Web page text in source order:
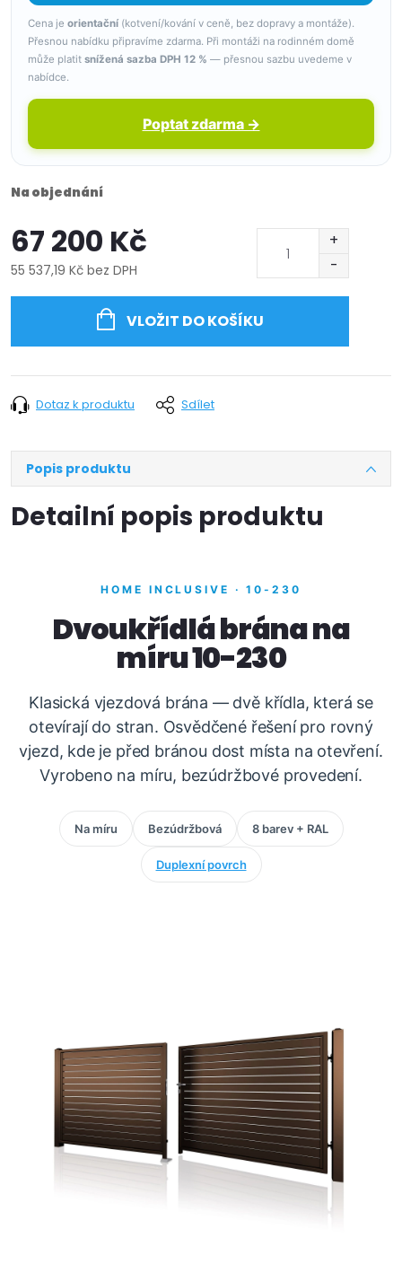
Cena je orientační (kotvení/kování v ceně, bez dopravy a montáže).
Přesnou nabídku připravíme zdarma. Při montáži na rodinném domě
může platit snížená sazba DPH 12 % — přesnou sazbu uvedeme v
nabídce.
Poptat zdarma →
Na objednání
67 200 Kč
55 537,19 Kč bez DPH
VLOŽIT DO KOŠÍKU
Dotaz k produktu Sdílet
Popis produktu
Detailní popis produktu
HOME INCLUSIVE · 10-230
Dvoukřídlá brána na
míru 10-230
Klasická vjezdová brána — dvě křídla, která se
otevírají do stran. Osvědčené řešení pro rovný
vjezd, kde je před bránou dost místa na otevření.
Vyrobeno na míru, bezúdržbové provedení.
Na míru Bezúdržbová 8 barev + RAL
Duplexní povrch